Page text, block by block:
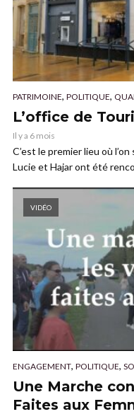
PATRIMOINE, POLITIQUE,
L’office de
Il y a 6 mois
C’est le premier lieu où
Lucie et Hajar ont été
VIDÉO
ENGAGEMENT, POLITIQUE,
Une Marche
Faites aux